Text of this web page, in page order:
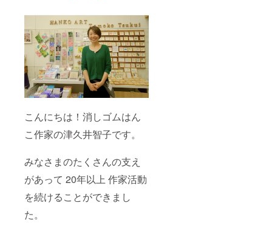
こんにちは！消しゴムはん
こ作家の津久井智子です。
みなさまのたくさんの支え
があって 20年以上 作家活動
を続けることができまし
た。